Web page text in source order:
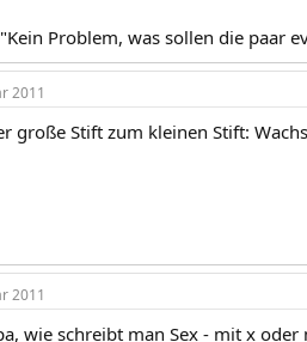
Problem, was sollen die paar
2011
große Stift zum kleinen Stift:
2011
wie schreibt man Sex - mit x